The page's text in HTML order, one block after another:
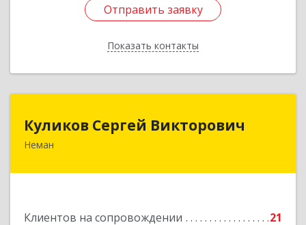
Отправить заявку
Показать контакты
Отправить заявку
Назад
Куликов Сергей Викторович
Неман
Клиентов на сопровождении 21
Куликов Сергей Викторович